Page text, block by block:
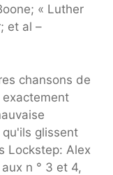
« Luther
et al –
chansons de
glissent
Lockstep: Alex
n ° 3 et 4,